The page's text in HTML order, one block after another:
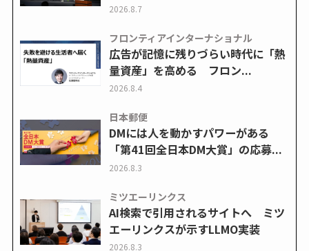
2026.8.7
フロンティアインターナショナル
広告が記憶に残りづらい時代に「熱
量資産」を高める フロン...
2026.8.4
日本郵便
DMには人を動かすパワーがある
「第41回全日本DM大賞」の応募...
2026.8.3
ミツエーリンクス
AI検索で引用されるサイトへ ミツ
エーリンクスが示すLLMO実装
2026.8.3